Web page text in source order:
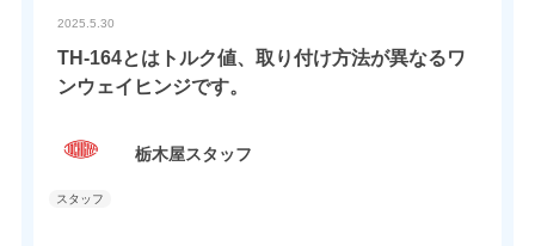
2025.5.30
TH-164とはトルク値、取り付け方法が異なるワ
ンウェイヒンジです。
栃木屋スタッフ